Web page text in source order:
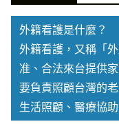
外籍看護是什麼？
外籍看護，又稱「
准、合法來台提供
要負責照顧台灣的
生活照顧、醫療協